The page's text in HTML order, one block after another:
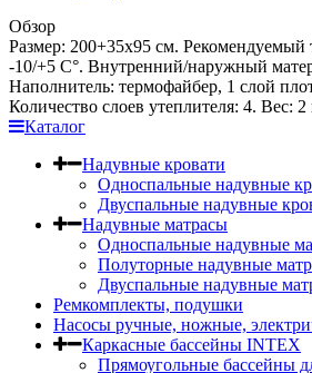
Обзор
Размер: 200+35х95 см.
-10/+5 С°. Внутренний/наружный
Наполнитель: термофайбер, 1 слой
Количество слоев утеплителя: 4. Вес: 2
Каталог
Надувные кровати
Односпальные надувные
Двуспальные надувные
Надувные матрасы
Односпальные надувные
Полуторные надувные
Двуспальные надувные
Ремкомплекты, подушки
Насосы ручные, ножные,
Каркасные бассейны INTEX
Прямоугольные бассейны